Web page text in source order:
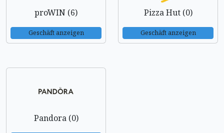
proWIN (6)
Geschäft anzeigen
Pizza Hut (0)
Geschäft anzeigen
Pandora (0)